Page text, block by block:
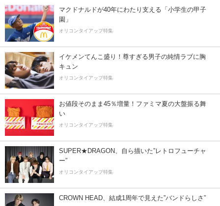
マクドナルドが40年にわたり支える「小学生の甲子
園」
オリコンタイアップ特集
イケメンてんこ盛り！尊すぎる男子の純情ラブに胸
キュン
オリコンタイアップ特集
お値段そのまま45％増量！ファミマ夏の大盤振る舞
い
オリコンタイアップ特集
SUPER★DRAGON、自ら描いた”レトロフューチャ
ー”
オリコンタイアップ特集
CROWN HEAD、結成1周年で見えた”バンドらしさ”